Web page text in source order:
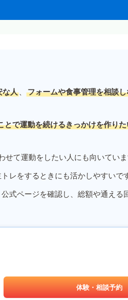
な人 、
フォームや食事管理を相談
とで運動を続けるきっかけを作り
せて運動をしたい人にも向いていま
レをするときにも活かしやすいです
式ページを確認し、総額や通える
体験・相談予約